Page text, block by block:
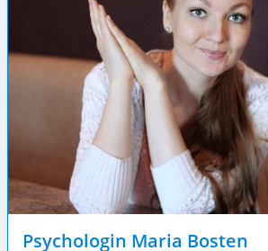
Psychologin Maria Bosten